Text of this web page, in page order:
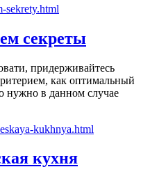
секреты
придерживайтесь
как оптимальный
нужно в данном случае
кухня